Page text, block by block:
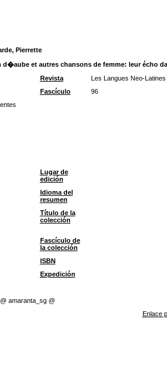
Pierrette
d�aube et autres chansons de femme: leur écho
Revista
Les Langues Neo-Latines
Fascículo
96
Lugar de
edición
Idioma del
resumen
Título de la
colección
Fascículo de
la colección
ISBN
Expedición
amaranta_sg @
Enlace